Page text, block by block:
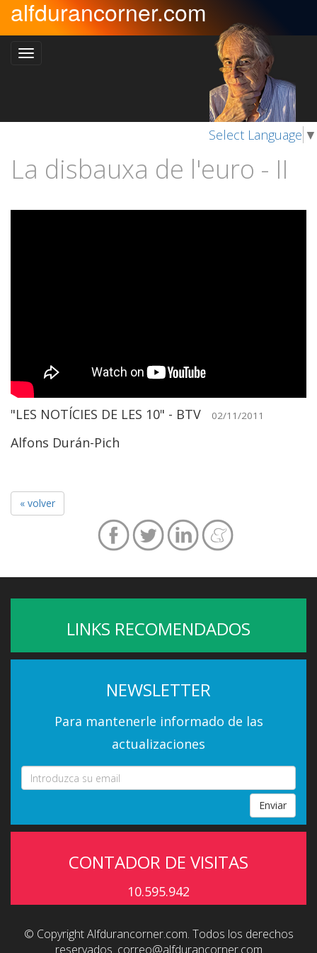
alfdurancorner.com
Select Language ▼
La disbauxa de l'euro - II
"LES NOTÍCIES DE LES 10" - BTV 02/11/2011
Alfons Durán-Pich
« volver
LINKS RECOMENDADOS
NEWSLETTER
Para mantenerle informado de las
actualizaciones
Enviar
CONTADOR DE VISITAS
10.595.942
© Copyright Alfdurancorner.com. Todos los derechos
reservados. correo@alfdurancorner.com